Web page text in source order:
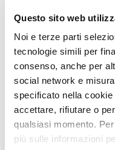
Questo sito web
Noi e terze parti
tecnologie simili per
consenso, anche per
social network e
specificato nella
accettare, rifiutare o
qualsiasi momento.
più sulle informazioni
MEDIO ORIENTE E AFRICA
La democrazia
nella primavera
Libano: sfide
potrebbero far
primavera del 2009
10.09.2008 Fady Noun